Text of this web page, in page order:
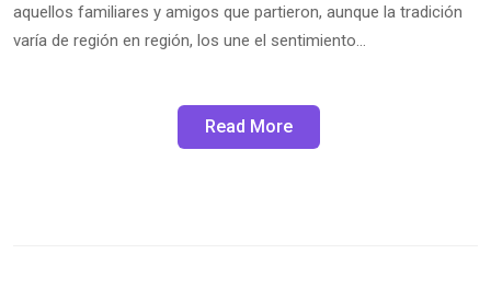
aquellos familiares y amigos que partieron, aunque la tradición
varía de región en región, los une el sentimiento…
Read More